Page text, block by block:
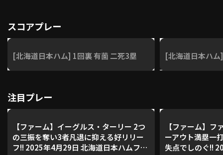
運営会社（別ウィンドウで開く）
特定商取引法の表示 アルバイト募集 （別ウィンドウで開く
スコアプレー
[北海道日本ハム] 1回裏 有薗 二死3塁 [北海道日本ハ
注目プレー
【ファーム】イーグルス・ターリー 2つ
の三振を奪い3者凡退に抑える好リリー
フ!! 2025年4月29日 北海道日本ハムファ
【ファーム】フ
ーアウト満塁一
失点でしのぐ!!